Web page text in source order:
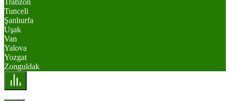
Trabzon
Tunceli
Şanlıurfa
Uşak
Van
Yalova
Yozgat
Zonguldak